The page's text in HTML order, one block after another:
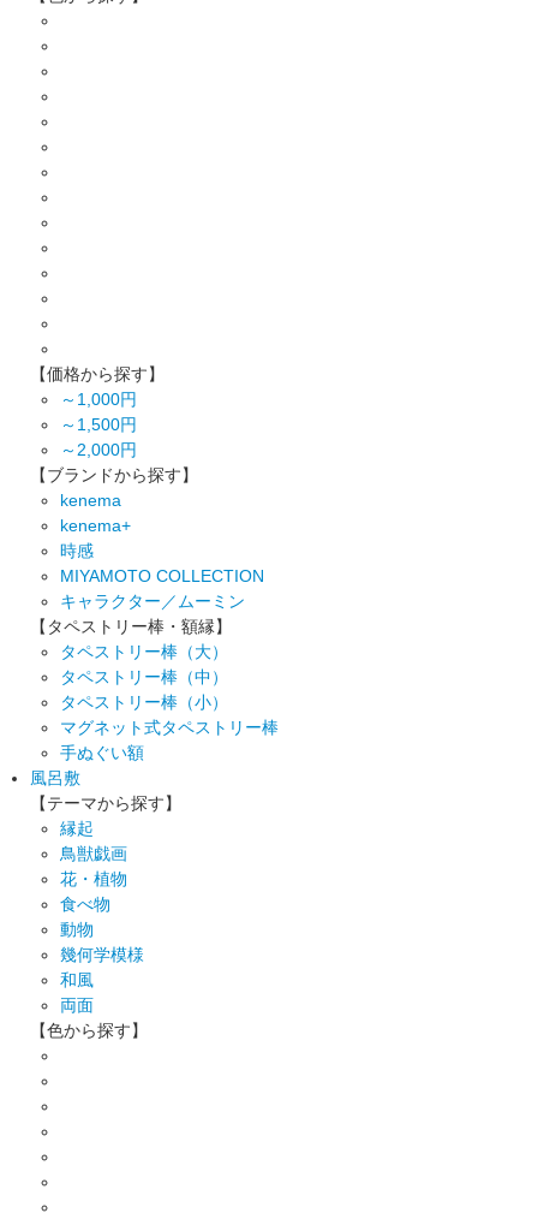
【価格から探す】
～1,000円
～1,500円
～2,000円
【ブランドから探す】
kenema
kenema+
時感
MIYAMOTO COLLECTION
キャラクター／ムーミン
【タペストリー棒・額縁】
タペストリー棒（大）
タペストリー棒（中）
タペストリー棒（小）
マグネット式タペストリー棒
手ぬぐい額
風呂敷
【テーマから探す】
縁起
鳥獣戯画
花・植物
食べ物
動物
幾何学模様
和風
両面
【色から探す】